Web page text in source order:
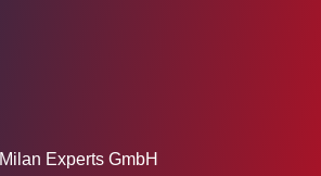
Milan Experts GmbH